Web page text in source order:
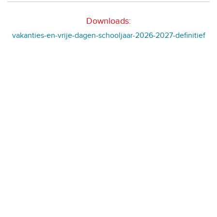
Downloads:
vakanties-en-vrije-dagen-schooljaar-2026-2027-definitief